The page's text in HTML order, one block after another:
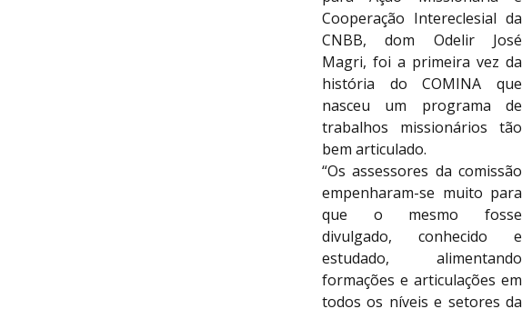
Cooperação Intereclesial da
CNBB, dom Odelir José
Magri, foi a primeira vez da
história do COMINA que
nasceu um programa de
trabalhos missionários tão
bem articulado.
“Os assessores da comissão
empenharam-se muito para
que o mesmo fosse
divulgado, conhecido e
estudado, alimentando
formações e articulações em
todos os níveis e setores da